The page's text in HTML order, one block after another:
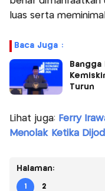
luas serta
Baca Juga :
Turun
Lihat juga: Ferry
Menolak Ketika
Halaman:
1 2